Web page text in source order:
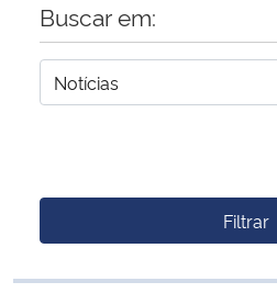
Buscar em:
Filtrar